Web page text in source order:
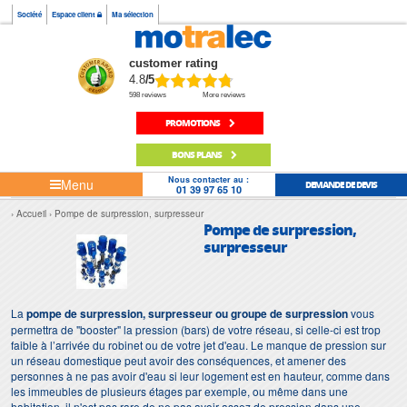
Société Espace client Ma sélection
customer rating
4.8/5
598 reviews More reviews
PROMOTIONS
BONS PLANS
Menu Nous contacter au :
01 39 97 65 10 DEMANDE DE DEVIS
Accueil Pompe de surpression, surpresseur
Pompe de surpression,
surpresseur
La pompe de surpression, surpresseur ou groupe de surpressionvous
permettra de "booster" la pression (bars) de votre réseau, si celle-ci est trop
faible à l’arrivée du robinet ou de votre jet d'eau. Le manque de pression sur
un réseau domestique peut avoir des conséquences, et amener des
personnes à ne pas avoir d'eau si leur logement est en hauteur, comme dans
les immeubles de plusieurs étages par exemple, ou même dans une